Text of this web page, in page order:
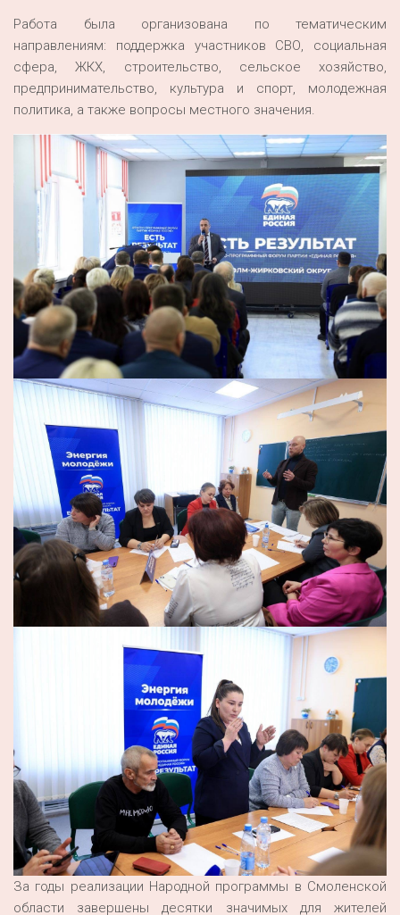
Работа была организована по тематическим
направлениям: поддержка участников СВО, социальная
сфера, ЖКХ, строительство, сельское хозяйство,
предпринимательство, культура и спорт, молодежная
политика, а также вопросы местного значения.
За годы реализации Народной программы в Смоленской
области завершены десятки значимых для жителей